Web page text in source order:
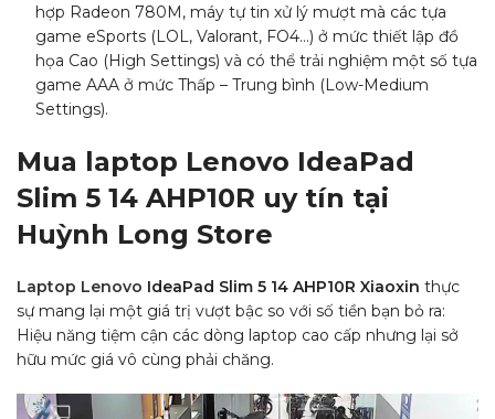
hợp Radeon 780M, máy tự tin xử lý mượt mà các tựa
game eSports (LOL, Valorant, FO4…) ở mức thiết lập đồ
họa Cao (High Settings) và có thể trải nghiệm một số tựa
game AAA ở mức Thấp – Trung bình (Low-Medium
Settings).
Mua laptop Lenovo IdeaPad
Slim 5 14 AHP10R uy tín tại
Huỳnh Long Store
Laptop Lenovo IdeaPad Slim 5 14 AHP10R Xiaoxin thực
sự mang lại một giá trị vượt bậc so với số tiền bạn bỏ ra:
Hiệu năng tiệm cận các dòng laptop cao cấp nhưng lại sở
hữu mức giá vô cùng phải chăng.